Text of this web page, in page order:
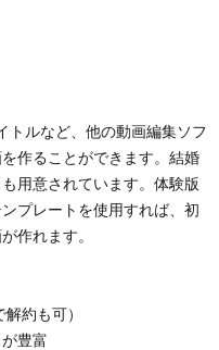
トルなど、他の動画編集ソフ
作ることができます。結婚
用意されています。体験版
プレートを使用すれば、初
作れます。
約も可）
豊富